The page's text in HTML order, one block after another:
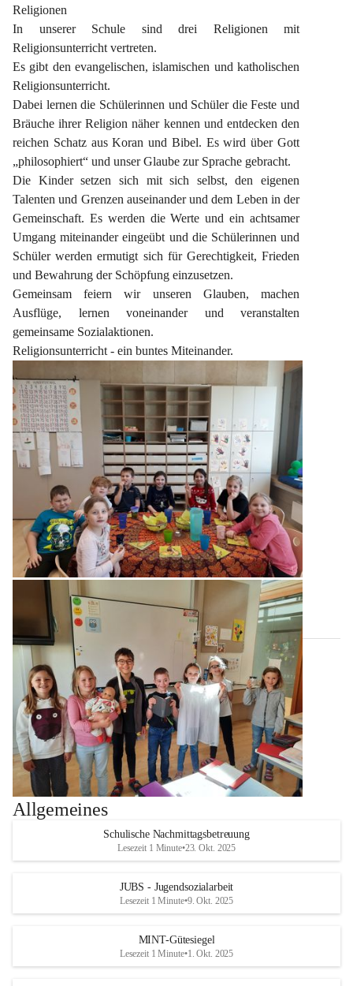
Religionen
In unserer Schule sind drei Religionen mit
Religionsunterricht vertreten.
Es gibt den evangelischen, islamischen und katholischen
Religionsunterricht.
Dabei lernen die Schülerinnen und Schüler die Feste und
Bräuche ihrer Religion näher kennen und entdecken den
reichen Schatz aus Koran und Bibel. Es wird über Gott
„philosophiert“ und unser Glaube zur Sprache gebracht.
Die Kinder setzen sich mit sich selbst, den eigenen
Talenten und Grenzen auseinander und dem Leben in der
Gemeinschaft. Es werden die Werte und ein achtsamer
Umgang miteinander eingeübt und die Schülerinnen und
Schüler werden ermutigt sich für Gerechtigkeit, Frieden
und Bewahrung der Schöpfung einzusetzen.
Gemeinsam feiern wir unseren Glauben, machen
Ausflüge, lernen voneinander und veranstalten
gemeinsame Sozialaktionen.
Religionsunterricht - ein buntes Miteinander.
Allgemeines
Schulische Nachmittagsbetreuung
Lesezeit 1 Minute•23. Okt. 2025
JUBS - Jugendsozialarbeit
Lesezeit 1 Minute•9. Okt. 2025
MINT-Gütesiegel
Lesezeit 1 Minute•1. Okt. 2025